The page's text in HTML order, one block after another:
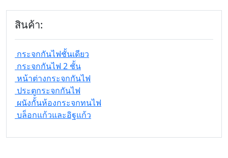
สินค้า:
กระจกกันไฟชั้นเดียว
กระจกกันไฟ 2 ชั้น
หน้าต่างกระจกกันไฟ
ประตูกระจกกันไฟ
ผนังกั้นห้องกระจกทนไฟ
บล็อกแก้วและอิฐแก้ว